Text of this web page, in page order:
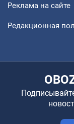
Реклама на сайте
Редакционная